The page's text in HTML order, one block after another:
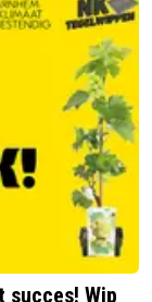
succes! Wip